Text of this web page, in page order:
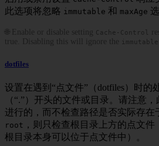
此选项将忽略 immutable 和 maxAge
🌐 Enable or disable setting Cache-Control
true. Disabling this will ignore the
immutable
dotfiles
设置在遇到“点文件”（dotfiles）时的
（“.”）开头的文件或目录。请注意
进行的，而不检查路径是否实际存在
root ，则只检查根目录上方的点文件
根目录本身可以位于点文件中）。